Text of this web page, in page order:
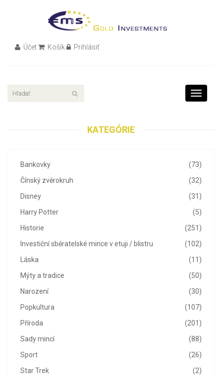
Účet Košík Prihlásiť
Toggle
KATEGÓRIE
(73)
Bankovky
(32)
Čínský zvěrokruh
(31)
Disney
(5)
Harry Potter
(251)
Historie
(102)
Investiční sběratelské mince v etuji / blistru
(11)
Láska
(50)
Mýty a tradice
(30)
Narození
(107)
Popkultura
(201)
Příroda
(88)
Sady mincí
(26)
Sport
(2)
Star Trek